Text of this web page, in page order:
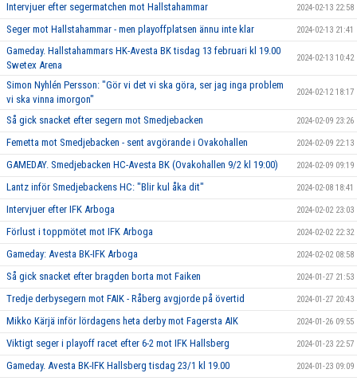
Intervjuer efter segermatchen mot Hallstahammar 2024-02-13 22:58
Seger mot Hallstahammar - men playoffplatsen ännu inte klar 2024-02-13 21:41
Gameday. Hallstahammars HK-Avesta BK tisdag 13 februari kl 19.00
Swetex Arena
2024-02-13 10:42
Simon Nyhlén Persson: "Gör vi det vi ska göra, ser jag inga problem
vi ska vinna imorgon"
2024-02-12 18:17
Så gick snacket efter segern mot Smedjebacken 2024-02-09 23:26
Femetta mot Smedjebacken - sent avgörande i Ovakohallen 2024-02-09 22:13
GAMEDAY. Smedjebacken HC-Avesta BK (Ovakohallen 9/2 kl 19:00) 2024-02-09 09:19
Lantz inför Smedjebackens HC: "Blir kul åka dit" 2024-02-08 18:41
Intervjuer efter IFK Arboga 2024-02-02 23:03
Förlust i toppmötet mot IFK Arboga 2024-02-02 22:32
Gameday: Avesta BK-IFK Arboga 2024-02-02 08:58
Så gick snacket efter bragden borta mot Faiken 2024-01-27 21:53
Tredje derbysegern mot FAIK - Råberg avgjorde på övertid 2024-01-27 20:43
Mikko Kärjä inför lördagens heta derby mot Fagersta AIK 2024-01-26 09:55
Viktigt seger i playoff racet efter 6-2 mot IFK Hallsberg 2024-01-23 22:57
Gameday. Avesta BK-IFK Hallsberg tisdag 23/1 kl 19.00 2024-01-23 09:09